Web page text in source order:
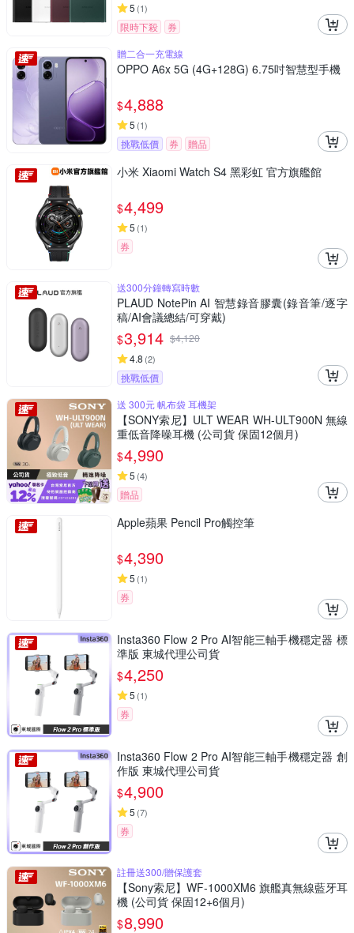
5 (1)
限時下殺
券
贈二合一充電線
OPPO A6x 5G (4G+128G) 6.75吋智慧型手機
$4,888
5 (1)
挑戰低價 券 贈品
小米 Xiaomi Watch S4 黑彩虹 官方旗艦館
$4,499
5 (1)
券
送300分鐘轉寫時數
PLAUD NotePin AI 智慧錄音膠囊(錄音筆/逐字
稿/AI會議總結/可穿戴)
$3,914 $4,120
4.8 (2)
挑戰低價
送 300元 帆布袋 耳機架
【SONY索尼】ULT WEAR WH-ULT900N 無線
重低音降噪耳機 (公司貨 保固12個月)
$4,990
5 (4)
贈品
Apple蘋果 Pencil Pro觸控筆
$4,390
5 (1)
券
Insta360 Flow 2 Pro AI智能三軸手機穩定器 標
準版 東城代理公司貨
$4,250
5 (1)
券
Insta360 Flow 2 Pro AI智能三軸手機穩定器 創
作版 東城代理公司貨
$4,900
5 (7)
券
註冊送300/贈保護套
【Sony索尼】WF-1000XM6 旗艦真無線藍牙耳
機 (公司貨 保固12+6個月)
$8,990